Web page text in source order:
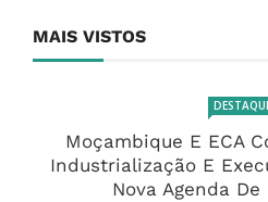
MAIS VISTOS
Moçambique E ECA
Industrialização E
Nova Agenda